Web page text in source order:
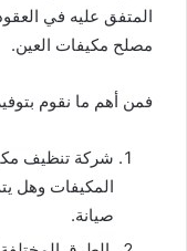
المتفق عليه في
مصلح مكيفات العين.
فمن أهم ما نقوم
شركة تنظيف
المكيفات وهل
صيانة.